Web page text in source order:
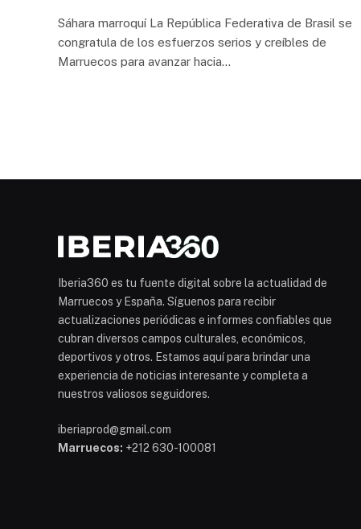
Sáhara marroquí La República Federativa de Brasil se
congratula de los esfuerzos serios y creíbles de
Marruecos para avanzar hacia…
Iberia360 es tu fuente digital sobre la actualidad de
Marruecos y España. Síguenos para recibir
actualizaciones periódicas e informes confiables que
cubran diversos campos culturales, económicos,
deportivos y otros. Estamos aquí para brindar una
experiencia de noticias interesante y completa a
nuestros valiosos seguidores.
iberiaprod@gmail.com
Marruecos: +212 630-100081